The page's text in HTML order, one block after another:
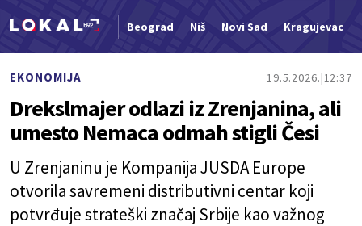
Beograd Niš Novi Sad Kragujevac
EKONOMIJA 19.5.2026. 12:37
Drekslmajer odlazi iz Zrenjanina, ali
umesto Nemaca odmah stigli Česi
U Zrenjaninu je Kompanija JUSDA Europe
otvorila savremeni distributivni centar koji
potvrđuje strateški značaj Srbije kao važnog